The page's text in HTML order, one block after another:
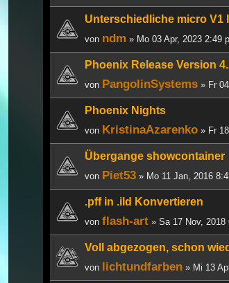
Unterschiedliche micro V1
von ndm » Mo 03 Apr, 2023 2:49
Phoenix Release Version
von PangolinSystems » Fr
Phoenix Nights
von KristinaAzarenko » Fr
Übergange showcontainer
von Piet53 » Mo 11 Jan, 2016
.pff in .ild Konvertieren
von flash-art » Sa 17 Nov, 2018
Voll abgezogen, schon
von lichtundfarben » Mi 13